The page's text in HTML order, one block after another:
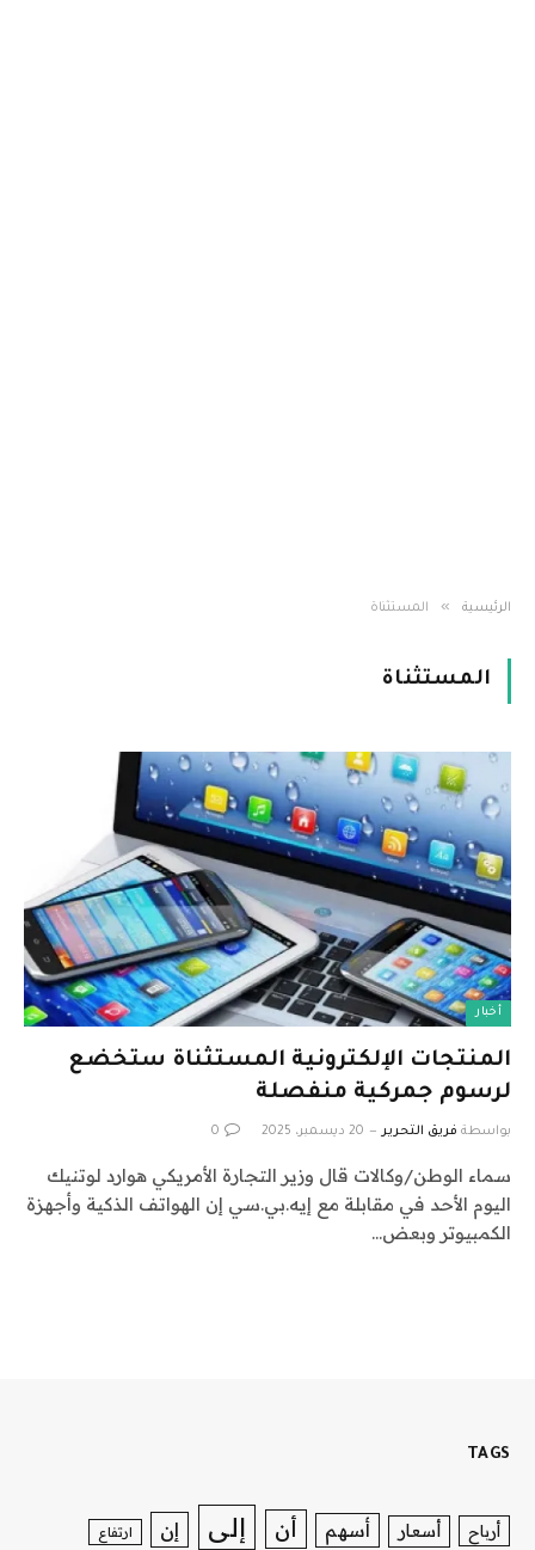
الرئيسية » المستثناة
المستثناة
أخبار
المنتجات الإلكترونية المستثناة ستخضع
لرسوم جمركية منفصلة
بواسطة فريق التحرير 20 ديسمبر، 2025 0
سماء الوطن/وكالات قال وزير التجارة الأمريكي هوارد لوتنيك
اليوم الأحد في مقابلة مع إيه.بي.سي إن الهواتف الذكية وأجهزة
الكمبيوتر وبعض…
TAGS
أرباح أسعار أسهم أن إلى إن ارتفاع